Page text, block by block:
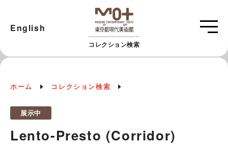
コレクション検索
English
ホーム コレクション検索
展示中
Lento-Presto (Corridor)